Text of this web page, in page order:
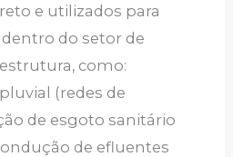
e utilizados para
do setor de
como:
(redes de
de esgoto sanitário
de efluentes